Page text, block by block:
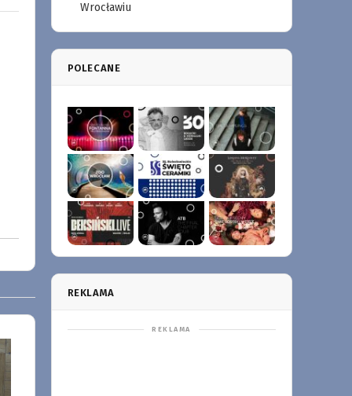
Wrocławiu
POLECANE
REKLAMA